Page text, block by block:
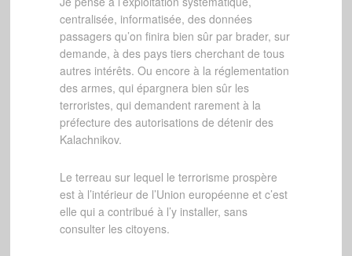
centralisée, informatisée, des données
passagers qu’on finira bien sûr par brader, sur
demande, à des pays tiers cherchant de tous
autres intérêts. Ou encore à la réglementation
des armes, qui épargnera bien sûr les
terroristes, qui demandent rarement à la
préfecture des autorisations de détenir des
Kalachnikov.
Le terreau sur lequel le terrorisme prospère
est à l’intérieur de l’Union européenne et c’est
elle qui a contribué à l’y installer, sans
consulter les citoyens.